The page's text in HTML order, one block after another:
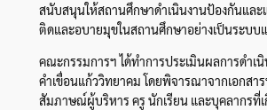
สนับสนุนให้สถานศึกษาดำเนินงานป้องกันและ
ติดและอบายมุขในสถานศึกษาอย่างเป็นระบบ
คณะกรรมการฯ ได้ทำการประเมินผลการดำเนิ
คำเขื่อนแก้ววิทยาคม โดยพิจารณาจากเอกสา
สัมภาษณ์ผู้บริหาร ครู นักเรียน และบุคลากรที่เ